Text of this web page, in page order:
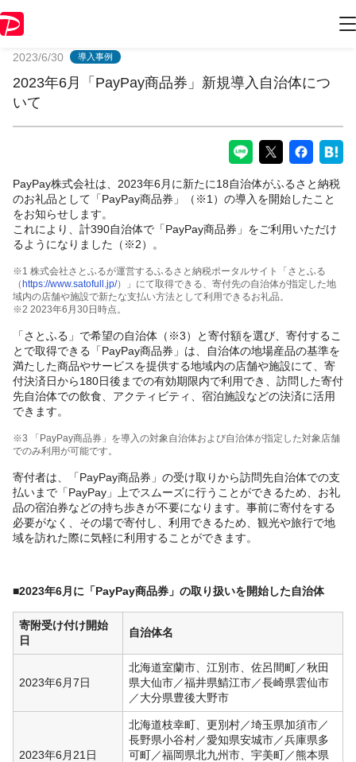
2023/6/30 導入事例
2023年6月「PayPay商品券」新規導入自治体につ
いて
PayPay株式会社は、2023年6月に新たに18自治体がふるさと納税
のお礼品として「PayPay商品券」（※1）の導入を開始したこと
をお知らせします。
これにより、計390自治体で「PayPay商品券」をご利用いただけ
るようになりました（※2）。
※1 株式会社さとふるが運営するふるさと納税ポータルサイト「さとふる
（https://www.satofull.jp/）」にて取得できる、寄付先の自治体が指定した地
域内の店舗や施設で新たな支払い方法として利用できるお礼品。
※2 2023年6月30日時点。
「さとふる」で希望の自治体（※3）と寄付額を選び、寄付するこ
とで取得できる「PayPay商品券」は、自治体の地場産品の基準を
満たした商品やサービスを提供する地域内の店舗や施設にて、寄
付決済日から180日後までの有効期限内で利用でき、訪問した寄付
先自治体での飲食、アクティビティ、宿泊施設などの決済に活用
できます。
※3 「PayPay商品券」を導入の対象自治体および自治体が指定した対象店舗
でのみ利用が可能です。
寄付者は、「PayPay商品券」の受け取りから訪問先自治体での支
払いまで「PayPay」上でスムーズに行うことができるため、お礼
品の宿泊券などの持ち歩きが不要になります。事前に寄付をする
必要がなく、その場で寄付し、利用できるため、観光や旅行で地
域を訪れた際に気軽に利用することができます。
■2023年6月に「PayPay商品券」の取り扱いを開始した自治体
寄附受け付け開始
日
自治体名
2023年6月7日
北海道室蘭市、江別市、佐呂間町／秋田
県大仙市／福井県鯖江市／長崎県雲仙市
／大分県豊後大野市
2023年6月21日
北海道枝幸町、更別村／埼玉県加須市／
長野県小谷村／愛知県安城市／兵庫県多
可町／福岡県北九州市、宇美町／熊本県